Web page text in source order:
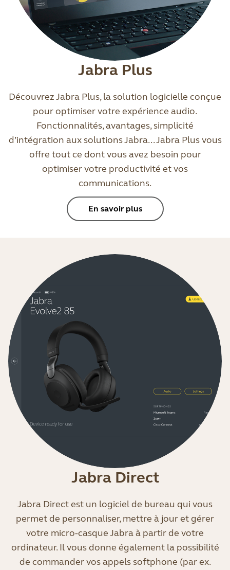
Jabra Plus
Découvrez Jabra Plus, la solution logicielle conçue
pour optimiser votre expérience audio.
Fonctionnalités, avantages, simplicité
d’intégration aux solutions Jabra... Jabra Plus vous
offre tout ce dont vous avez besoin pour
optimiser votre productivité et vos
communications.
En savoir plus
Jabra Direct
Jabra Direct est un logiciel de bureau qui vous
permet de personnaliser, mettre à jour et gérer
votre micro-casque Jabra à partir de votre
ordinateur. Il vous donne également la possibilité
de commander vos appels softphone (par ex.